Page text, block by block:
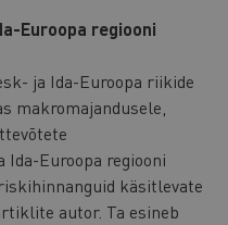
Euroopa regiooni
ja Ida-Euroopa riikide
makromajandusele,
Ida-Euroopa regiooni
käsitlevate
autor. Ta esineb